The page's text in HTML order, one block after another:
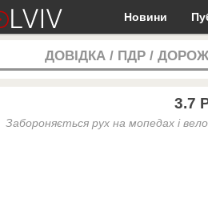
Новини
ДОВІДКА / ПДР /
3.7
Забороняється рух на мопедах і